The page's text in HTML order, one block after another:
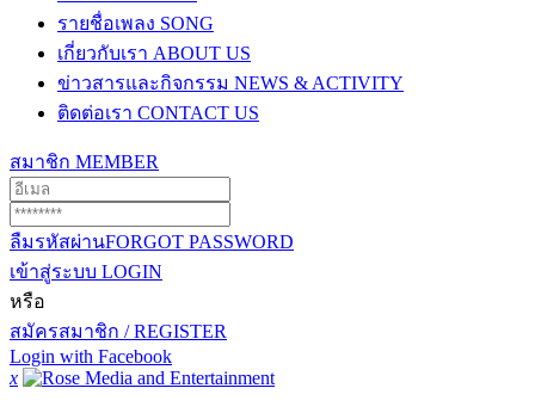
รายชื่อเพลง SONG
เกี่ยวกับเรา ABOUT US
ข่าวสารและกิจกรรม NEWS & ACTIVITY
ติดต่อเรา CONTACT US
สมาชิก MEMBER
ลืมรหัสผ่านFORGOT PASSWORD
เข้าสู่ระบบ LOGIN
หรือ
สมัครสมาชิก / REGISTER
Login with Facebook
x